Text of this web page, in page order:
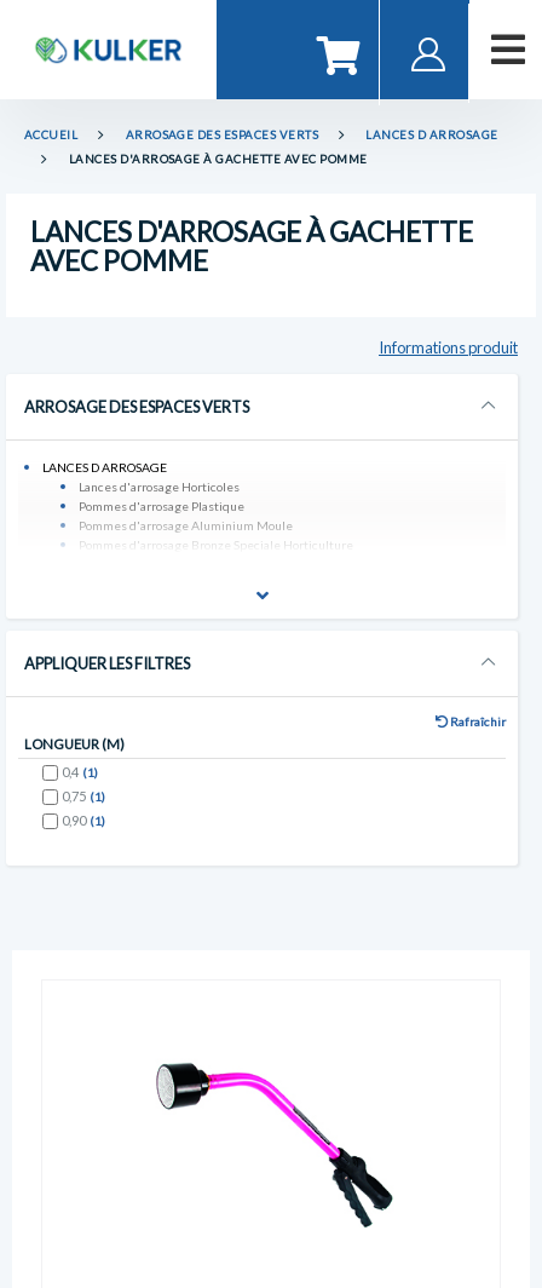
ACCUEIL ARROSAGE DES ESPACES VERTS
LANCES D ARROSAGE
LANCES D'ARROSAGE À GACHETTE AVEC POMME
LANCES D'ARROSAGE À GACHETTE
AVEC POMME
Informations produit
ARROSAGE DES ESPACES VERTS
LANCES D ARROSAGE
Lances d'arrosage Horticoles
Pommes d'arrosage Plastique
Pommes d'arrosage Aluminium Moule
Pommes d'arrosage Bronze Speciale Horticulture
APPLIQUER LES FILTRES
Rafraîchir
LONGUEUR (M)
0,4 (1)
0,75 (1)
0,90 (1)